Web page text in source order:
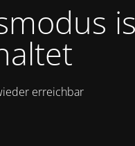
erreichbar